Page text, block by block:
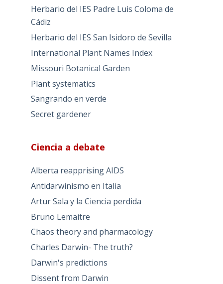
Herbario del IES Padre Luis Coloma de
Cádiz
Herbario del IES San Isidoro de Sevilla
International Plant Names Index
Missouri Botanical Garden
Plant systematics
Sangrando en verde
Secret gardener
Ciencia a debate
Alberta reapprising AIDS
Antidarwinismo en Italia
Artur Sala y la Ciencia perdida
Bruno Lemaitre
Chaos theory and pharmacology
Charles Darwin- The truth?
Darwin's predictions
Dissent from Darwin